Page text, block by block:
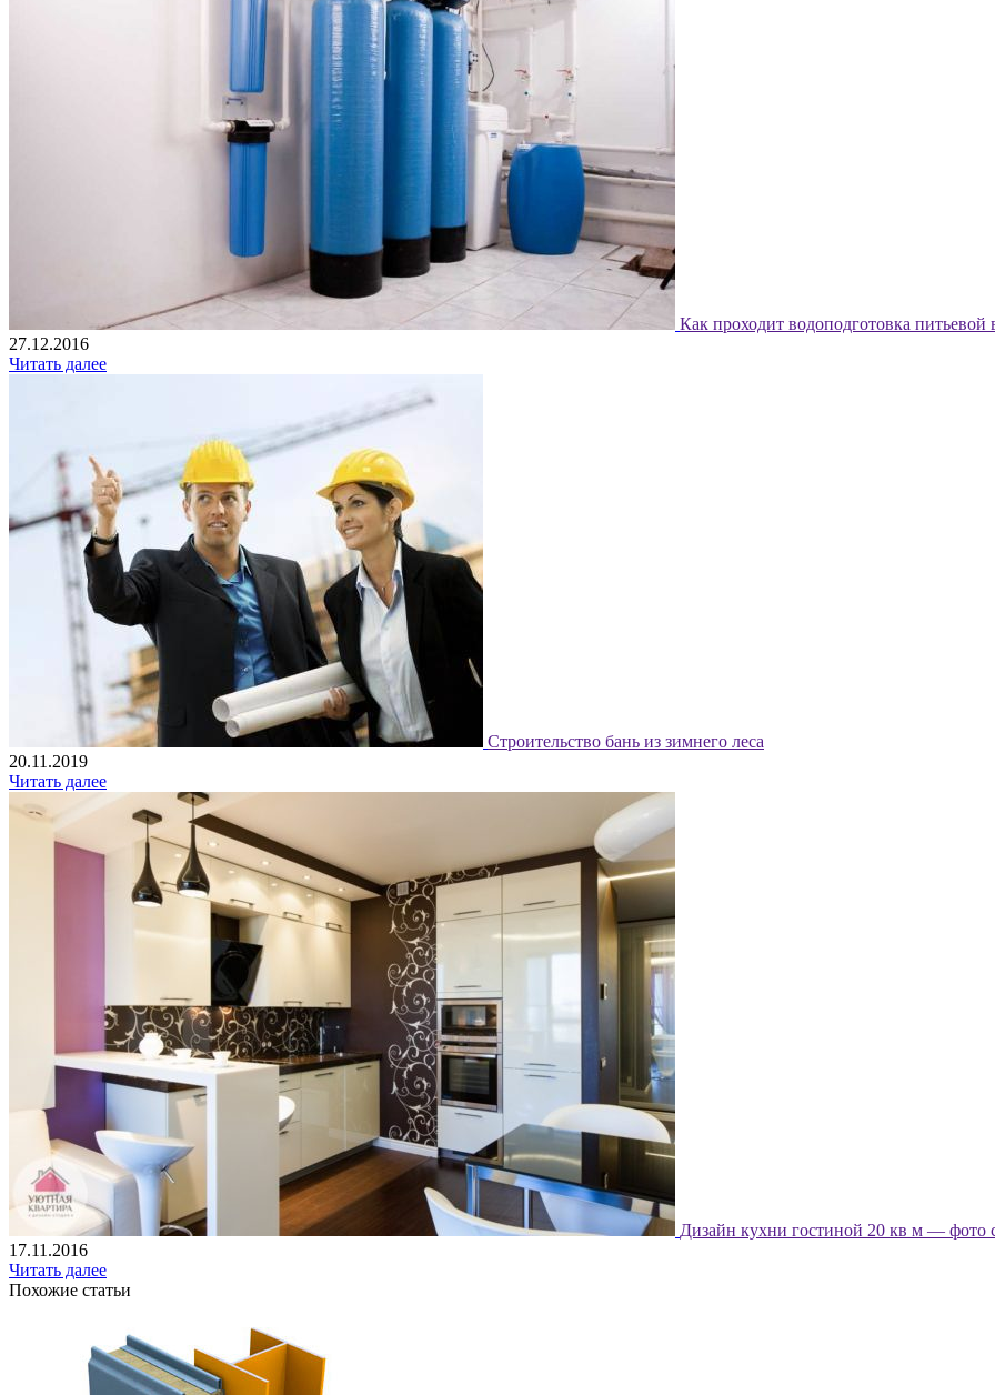
Как проходит водоподготовка питьевой
27.12.2016
Читать далее
Строительство бань из зимнего леса
20.11.2019
Читать далее
Дизайн кухни гостиной 20 кв м — фото
17.11.2016
Читать далее
Похожие статьи